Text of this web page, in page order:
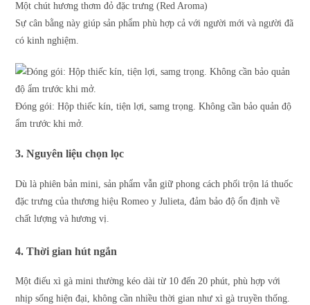
Một chút hương thơm đỏ đặc trưng (Red Aroma)
Sự cân bằng này giúp sản phẩm phù hợp cả với người mới và người đã
có kinh nghiệm.
Đóng gói: Hộp thiếc kín, tiện lợi, samg trọng. Không cần bảo quản độ
ẩm trước khi mở.
3. Nguyên liệu chọn lọc
Dù là phiên bản mini, sản phẩm vẫn giữ phong cách phối trộn lá thuốc
đặc trưng của thương hiệu Romeo y Julieta, đảm bảo độ ổn định về
chất lượng và hương vị.
4. Thời gian hút ngắn
Một điếu xì gà mini thường kéo dài từ 10 đến 20 phút, phù hợp với
nhịp sống hiện đại, không cần nhiều thời gian như xì gà truyền thống.